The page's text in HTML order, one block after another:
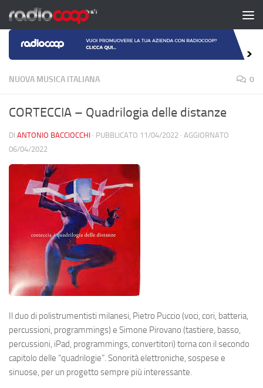
Salta al contenuto
NUOVA MUSICA ITALIANA 0
CORTECCIA – Quadrilogia delle distanze
DI ANTONIO BACCIOCCHI · PUBBLICATO 11/04/2022 · AGGIORNATO
06/04/2022
Il duo di polistrumentisti milanesi, Pietro Puccio (voci, cori, batteria,
percussioni, programmings) e Simone Pirovano (tastiere, basso,
percussioni, iPad, programmings, convertitori) torna con il secondo
capitolo delle “quadrilogie”. Sonorità elettroniche, sospese e
sinuose, per un progetto sempre più interessante.